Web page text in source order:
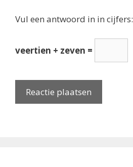
Vul een antwoord in in cijfers:
veertien + zeven =